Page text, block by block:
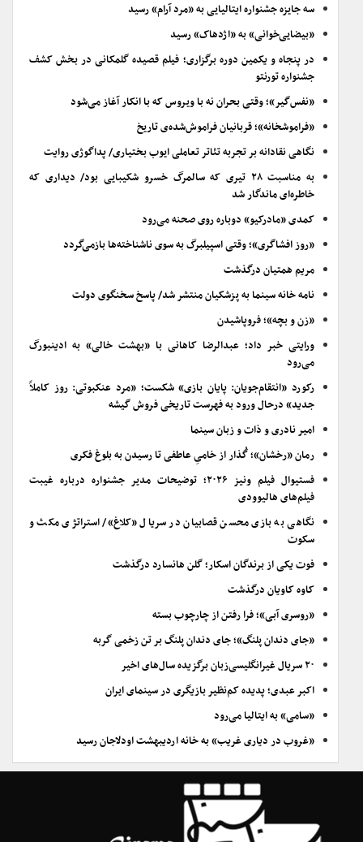
سه جایزه جشنواره ایتالیایی به «مرد آرام» رسید
«بیضایی‌خوانی» به «اژدهاک» رسید
در پنجاه و یکمین دوره برگزاری؛ فیلم قصیده گلمکانی در بخش کشف
جشنواره تورنتو
«نفس‌گیر»؛ وقتی بحران نه با ویروس که با انکار آغاز می‌شود
«فراموشخانه»؛ قربانیان فراموش‌شده‌ی تاریخ
نگاهی نقادانه بر تجربه تئاتر تعاملی ایوب بختیاری/ پداگوژی روایت
به مناسبت ۲۸ تیری که سالمرگ خسرو شکیبایی بود/ دیداری که
خاطره‌ای ماندگار شد
کمدی «مادرکیو» دوباره روی صحنه می‌رود
«روز افشاگری»؛ وقتی اسپیلبرگ به سوی ناشناخته‌ها بازمی‌گردد
مریم همتیان درگذشت
نامه خانه سینما به پزشکیان منتشر شد/ پاسخ سخنگوی دولت
«زن و بچه»؛ فروپاشیدن
ورایتی خبر داد؛ عبدالرضا کاهانی با «بهشت خالی» به ادینبورگ
می‌رود
رکورد «انتقام‌جویان: پایان بازی» شکست؛ «مرد عنکبوتی: روز کاملاً
جدید» درحال ورود به فهرست تاریخی فروش گیشه
امیر نادری و ذات و زبان سینما
رمان «رخشان»؛ گُذار از خامیِ عاطفی تا رسیدن به بلوغ فکری
فستیوال فیلم ونیز ۲۰۲۶؛ توضیحات مدیر جشنواره درباره غیبت
فیلم‌های هالیوودی
نگاهی به بازی محسن قصابیان در سریال «کلاغ»/ استراتژی مکث و
سکوت
فوت یکی از برندگان اسکار؛ گلن هانسارد درگذشت
کاوه کاویان درگذشت
«روسری آبی»؛ فرا رفتن از چارچوب بسته
«جای دندان پلنگ»؛ جای دندان پلنگ بر تن زخمی گربه
۲۰ سریال غیرانگلیسی‌زبان برگزیده سال‌های اخیر
اکبر عبدی؛ پدیده کم‌نظیر بازیگری در سینمای ایران
«سامی» به ایتالیا می‌رود
«غروب در دیاری غریب» به خانه اردیبهشت اودلاجان رسید